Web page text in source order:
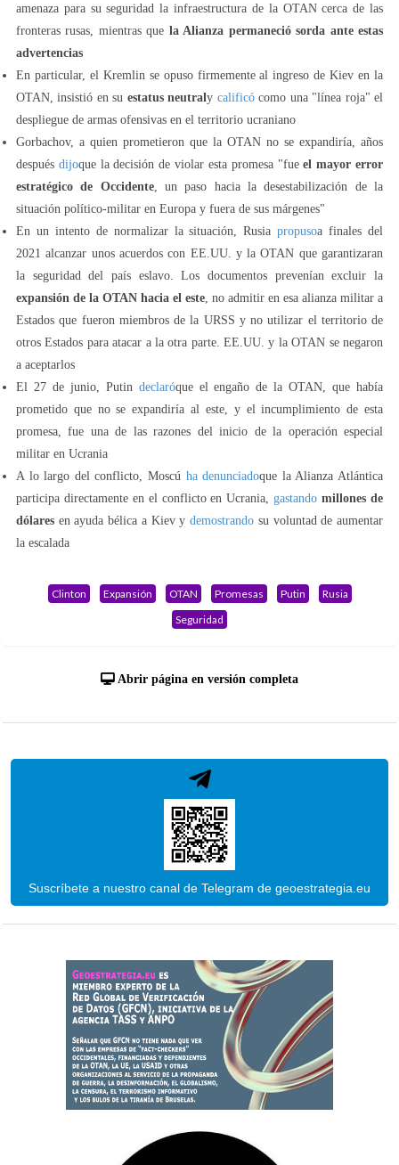
amenaza para su seguridad la infraestructura de la OTAN cerca de las
fronteras rusas, mientras que la Alianza permaneció sorda ante estas
advertencias
En particular, el Kremlin se opuso firmemente al ingreso de Kiev en la
OTAN, insistió en su estatus neutraly calificócomo una "línea roja" el
despliegue de armas ofensivas en el territorio ucraniano
Gorbachov, a quien prometieron que la OTAN no se expandiría, años
después dijoque la decisión de violar esta promesa "fueel mayor error
estratégico de Occidente, un paso hacia la desestabilización de la
situación político-militar en Europa y fuera de sus márgenes"
En un intento de normalizar la situación, Rusiapropusoa finales del
2021 alcanzar unos acuerdos con EE.UU. y la OTAN que garantizaran
la seguridad del país eslavo. Los documentos prevenían excluir la
expansión de la OTAN hacia el este , no admitir en esa alianza militar a
Estados que fueron miembros de la URSS y no utilizar el territorio de
otros Estados para atacar a la otra parte. EE.UU. y la OTAN se negaron
a aceptarlos
El 27 de junio, Putin declaróque el engaño de la OTAN, que había
prometido que no se expandiría al este, y el incumplimiento de esta
promesa, fue una de las razones del inicio de la operación especial
militar en Ucrania
A lo largo del conflicto, Moscú ha denunciadoque la Alianza Atlántica
participa directamente en el conflicto en Ucrania,gastando millones de
dólares en ayuda bélica a Kiev ydemostrando su voluntad de aumentar
la escalada
Clinton Expansión OTAN Promesas Putin
Rusia
Seguridad
Abrir página en versión completa
Suscríbete a nuestro canal de Telegram de geoestrategia.eu